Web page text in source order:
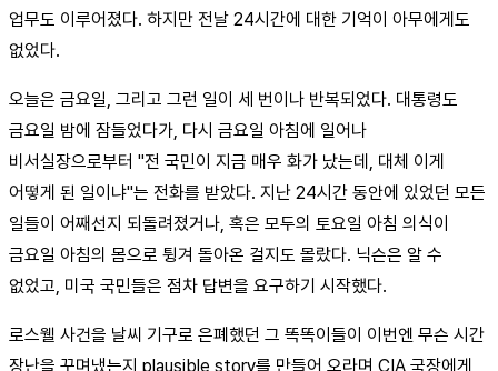
업무도 이루어졌다. 하지만 전날 24시간에 대한 기억이 아무에게도
없었다.
오늘은 금요일, 그리고 그런 일이 세 번이나 반복되었다. 대통령도
금요일 밤에 잠들었다가, 다시 금요일 아침에 일어나
비서실장으로부터 "전 국민이 지금 매우 화가 났는데, 대체 이게
어떻게 된 일이냐"는 전화를 받았다. 지난 24시간 동안에 있었던 모든
일들이 어째선지 되돌려졌거나, 혹은 모두의 토요일 아침 의식이
금요일 아침의 몸으로 튕겨 돌아온 걸지도 몰랐다. 닉슨은 알 수
없었고, 미국 국민들은 점차 답변을 요구하기 시작했다.
로스웰 사건을 날씨 기구로 은폐했던 그 똑똑이들이 이번엔 무슨 시간
장난을 꾸며냈는지 plausible story를 만들어 오라며 CIA 국장에게